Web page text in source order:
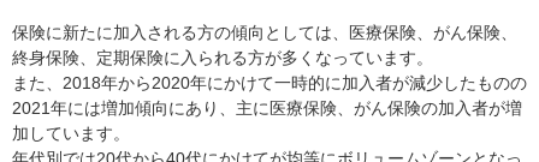
保険に新たに加入される方の傾向としては、医療保険、がん保険、
終身保険、定期保険に入られる方が多くなっています。
また、2018年から2020年にかけて一時的に加入者が減少したものの
2021年には増加傾向にあり、主に医療保険、がん保険の加入者が増
加しています。